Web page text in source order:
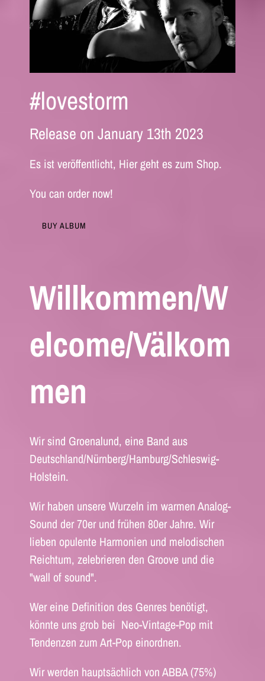
#lovestorm
Release on January 13th 2023
Es ist veröffentlicht, Hier geht es zum Shop.
You can order now!
BUY ALBUM
Willkommen/W
elcome/Välkom
men
Wir sind Groenalund, eine Band aus
Deutschland/Nürnberg/Hamburg/Schleswig-
Holstein.
Wir haben unsere Wurzeln im warmen Analog-
Sound der 70er und frühen 80er Jahre. Wir
lieben opulente Harmonien und melodischen
Reichtum, zelebrieren den Groove und die
"wall of sound".
Wer eine Definition des Genres benötigt,
könnte uns grob bei Neo-Vintage-Pop mit
Tendenzen zum Art-Pop einordnen.
Wir werden hauptsächlich von ABBA (75%)